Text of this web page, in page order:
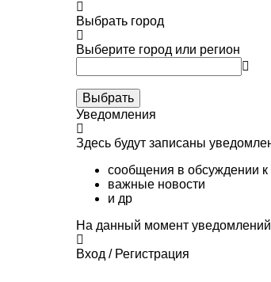
Выбрать город
Выберите город или регион
Выбрать
Уведомления
Здесь будут записаны
сообщения в обсуждении к
важные новости
и др
На данный момент уведомлений
Вход / Регистрация